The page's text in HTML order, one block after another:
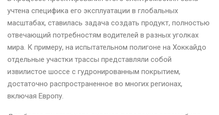
учтена специфика его эксплуатации в глобальных
масштабах, ставилась задача создать продукт, полностью
отвечающий потребностям водителей в разных уголках
мира. К примеру, на испытательном полигоне на Хоккайдо
отдельные участки трассы представляли собой
извилистое шоссе с гудронированным покрытием,
достаточно распространенное во многих регионах,
включая Европу.